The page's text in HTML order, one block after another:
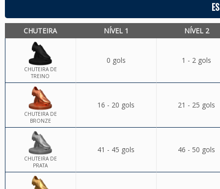
CHUTEIRA NÍVEL 1 NÍVEL 2
CHUTEIRA DE
TREINO
0 gols 1 - 2 gols
CHUTEIRA DE
BRONZE
16 - 20 gols 21 - 25 gols
CHUTEIRA DE
PRATA
41 - 45 gols 46 - 50 gols